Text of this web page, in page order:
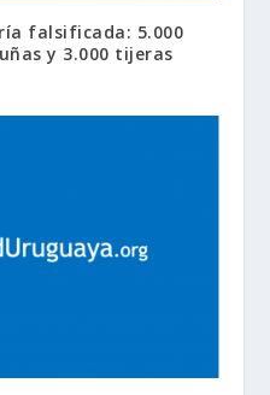
falsificada: 5.000
y 3.000 tijeras